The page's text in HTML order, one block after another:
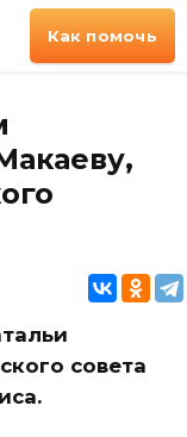
Как помочь
совета